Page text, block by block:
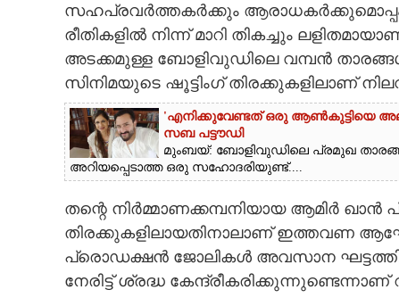
LITERATURE
CONTACT US
സഹപ്രവർത്തകർക്കും
രീതികളിൽ നിന്ന് മാറി തികച്ചും
അടക്കമുള്ള ബോളിവുഡിലെ വമ്പൻ
സിനിമയുടെ ഷൂട്ടിംഗ് തിരക്കുകളിലാണ്
'എനിക്കുവേണ്ടത് ഒരു ആൺകുട്ടിയെ
സബ പട്ടൗഡി
മുംബയ്: ബോളിവുഡിലെ പ്രമുഖ
അറിയപ്പെടാത്ത ഒരു സഹോദരിയുണ്ട്....
തന്റെ നിർമ്മാണക്കമ്പനിയായ ആമിർ ഖാൻ
തിരക്കുകളിലായതിനാലാണ് ഇത്തവണ
പ്രൊഡക്ഷൻ ജോലികൾ അവസാന
നേരിട്ട് ശ്രദ്ധ കേന്ദ്രീകരിക്കുന്നുണ്ടെന്നാണ്